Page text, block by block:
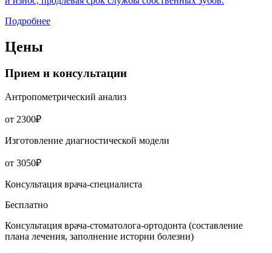
Подробнее
Цены
Прием и консультации
Антропометрический анализ
от 2300₽
Изготовление диагностической модели
от 3050₽
Консультация врача-специалиста
Бесплатно
Консультация врача-стоматолога-ортодонта (составление
плана лечения, заполнение истории болезни)